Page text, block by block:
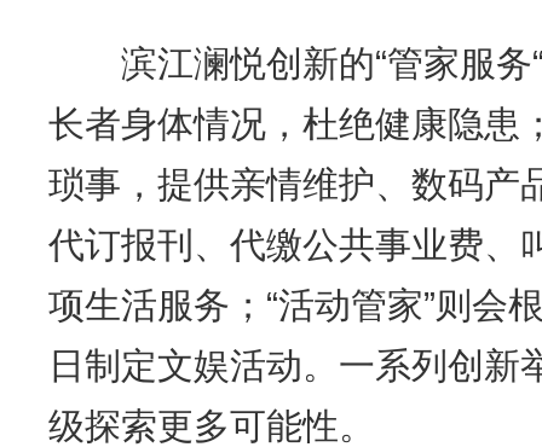
滨江澜悦创新的“管家服务“
长者身体情况，杜绝健康隐患
琐事，提供亲情维护、数码产
代订报刊、代缴公共事业费、
项生活服务；“活动管家”则会
日制定文娱活动。一系列创新
级探索更多可能性。